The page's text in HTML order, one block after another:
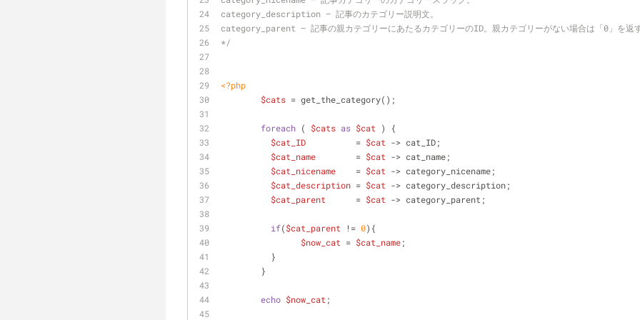
category_description – 記事のカテゴリー説明文。
category_parent – 記事の親カテゴリーにあたるカテゴリーのID。親カテゴリーがない場合は「0」を返
*/
<?php
$cats = get_the_category();
foreach ( $cats as $cat ) {
$cat_ID
          =
$cat -> cat_ID;
$cat_name
        =
$cat -> cat_name;
$cat_nicename
    =
$cat -> category_nicename;
$cat_description = $cat -> category_description;
$cat_parent
      =
$cat -> category_parent;
if($cat_parent != 0){
$now_cat = $cat_name;
	  }
	}
echo $now_cat ;